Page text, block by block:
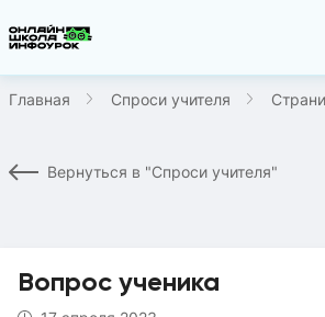
Главная Спроси учителя
Вернуться в "Спроси учителя"
Вопрос ученика